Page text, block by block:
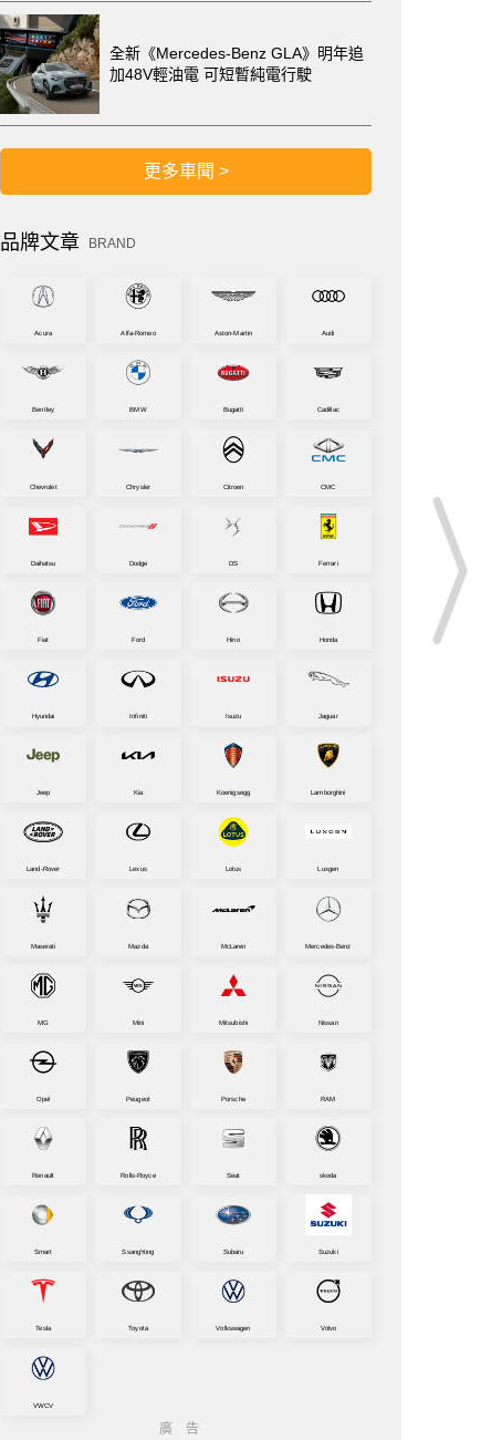
全新《Mercedes-Benz GLA》明年追
加48V輕油電 可短暫純電行駛
更多車聞 >
品牌文章 BRAND
Acura Alfa-Romeo Aston-Martin Audi
Bentley BMW Bugatti Cadillac
Chevrolet Chrysler Citroen CMC
Daihatsu Dodge DS Ferrari
Fiat Ford Hino Honda
Hyundai Infiniti Isuzu Jaguar
Jeep Kia Koenigsegg Lamborghini
Land-Rover Lexus Lotus Luxgen
Maserati Mazda McLaren Mercedes-Benz
MG Mini Mitsubishi Nissan
Opel Peugeot Porsche RAM
Renault Rolls-Royce Seat skoda
Smart SsangYong Subaru Suzuki
Tesla Toyota Volkswagen Volvo
VWCV
廣告